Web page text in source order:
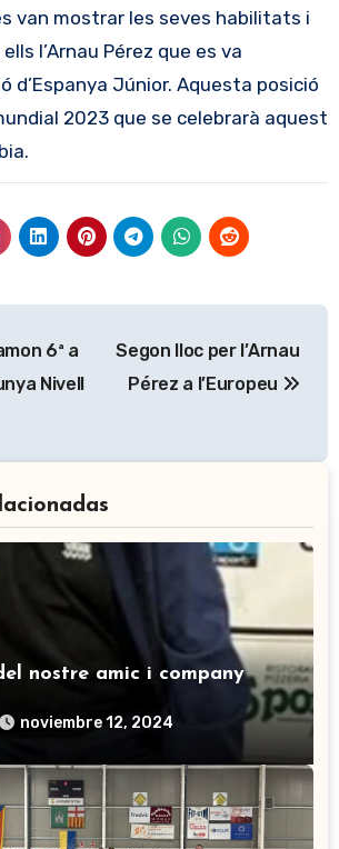
van mostrar les seves habilitats i
l’Arnau Pérez que es va
d’Espanya Júnior. Aquesta posició
2023 que se celebrarà aquest
6ª a
Nivell
Segon lloc per l’Arnau
Pérez a l’Europeu
nostre amic i company
noviembre 12, 2024